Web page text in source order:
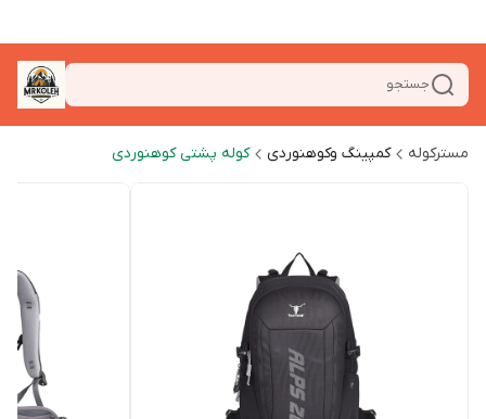
جستجو
مسترکوله کمپینگ وکوهنوردی کوله پشتی کوهنوردی